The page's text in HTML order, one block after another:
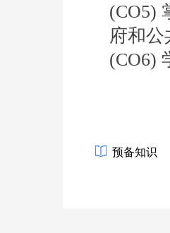
(CO5)
府和
(CO6)
预备知识